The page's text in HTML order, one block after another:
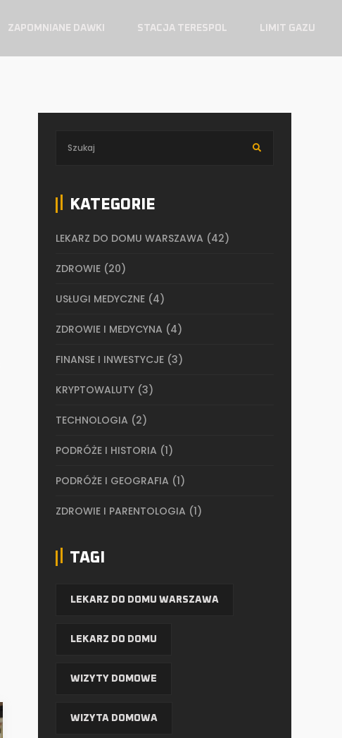
ZAPOMNIANE DAWKI STACJA TERESPOL LIMIT GAZU
KATEGORIE
LEKARZ DO DOMU WARSZAWA (42)
ZDROWIE (20)
USŁUGI MEDYCZNE (4)
ZDROWIE I MEDYCYNA (4)
FINANSE I INWESTYCJE (3)
KRYPTOWALUTY (3)
TECHNOLOGIA (2)
PODRÓŻE I HISTORIA (1)
PODRÓŻE I GEOGRAFIA (1)
ZDROWIE I PARENTOLOGIA (1)
TAGI
LEKARZ DO DOMU WARSZAWA
LEKARZ DO DOMU
WIZYTY DOMOWE
WIZYTA DOMOWA